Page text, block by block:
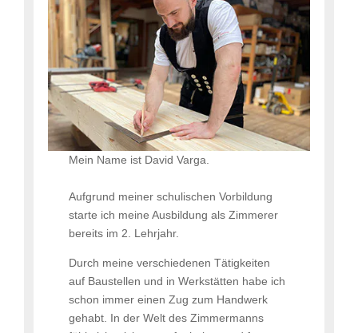
Mein Name ist David Varga.
Aufgrund meiner schulischen Vorbildung
starte ich meine Ausbildung als Zimmerer
bereits im 2. Lehrjahr.
Durch meine verschiedenen Tätigkeiten
auf Baustellen und in Werkstätten habe ich
schon immer einen Zug zum Handwerk
gehabt. In der Welt des Zimmermanns